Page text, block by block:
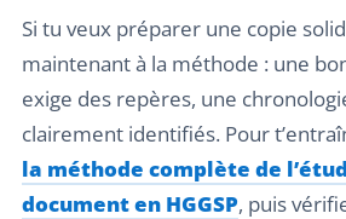
Si tu veux préparer une copie
maintenant à la méthode : une
exige des repères, une
clairement identifiés. Pour
la méthode complète de
document en HGGSP, puis